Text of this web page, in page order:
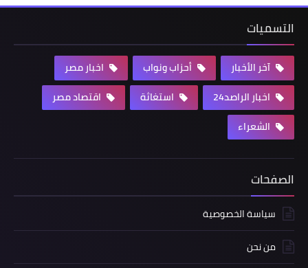
التسميات
آخر الأخبار أحزاب ونواب
اخبار مصر
اخبار الراصد24
استغاثة
اقتصاد مصر
الشعراء
الصفحات
سياسة الخصوصية
من نحن